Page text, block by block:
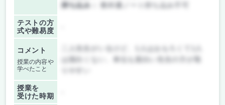
持ち込み：
教科書ノート持ち込み不可
テストの方
式や難易度
コメント
授業の内容や
学べたこと
授業を
受けた時期